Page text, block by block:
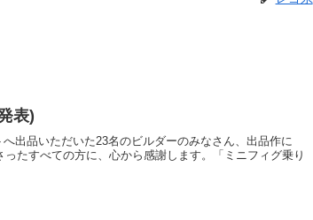
表)
出品いただいた23名のビルダーのみなさん、出品作に
たすべての方に、心から感謝します。「ミニフィグ乗り